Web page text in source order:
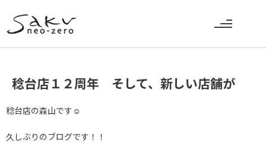
稔台店１２周年 そして、新しい店舗が
稔台店の森山です☺️
久しぶりのブログです！！